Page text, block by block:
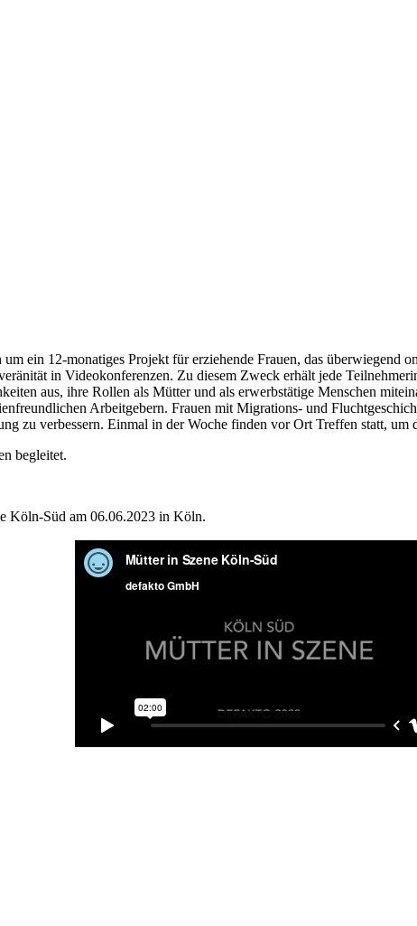
ein 12-monatiges Projekt für erziehende Frauen, das überwiegend
in Videokonferenzen. Zu diesem Zweck erhält jede
aus, ihre Rollen als Mütter und als erwerbstätige Menschen
Arbeitgebern. Frauen mit Migrations- und
zu verbessern. Einmal in der Woche finden vor Ort Treffen statt, um
begleitet.
Köln-Süd am 06.06.2023 in Köln.